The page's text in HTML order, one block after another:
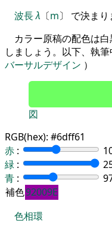
波長λ 〔m〕 で決まり
カラー原稿の配色は
しましょう。以下、執筆
バーサルデザイン ）
図
RGB(hex): #6dff61
赤 :
緑 :
青 :
補色92009E
色相環